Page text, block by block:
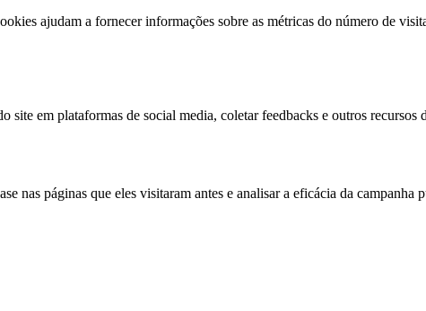
ajudam a fornecer informações sobre as métricas do número de
em plataformas de social media, coletar feedbacks e outros recursos
nas páginas que eles visitaram antes e analisar a eficácia da campanha